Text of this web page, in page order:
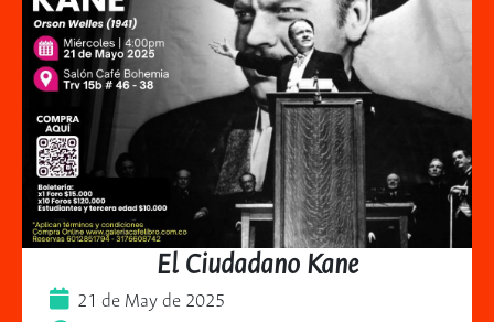
El Ciudadano Kane
21 de May de 2025